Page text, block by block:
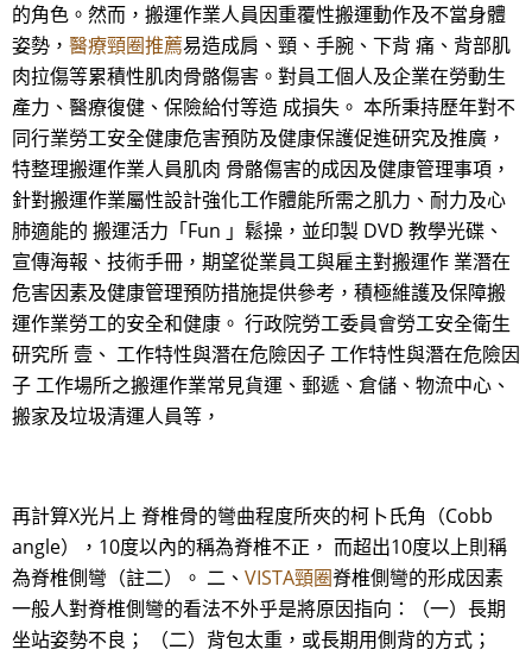
的角色。然而，搬運作業人員因重覆性搬運動作及不當身體
姿勢， 醫療頸圈推薦易造成肩、頸、手腕、下背 痛、背部肌
肉拉傷等累積性肌肉骨骼傷害。對員工個人及企業在勞動生
產力、醫療復健、保險給付等造 成損失。 本所秉持歷年對不
同行業勞工安全健康危害預防及健康保護促進研究及推廣，
特整理搬運作業人員肌肉 骨骼傷害的成因及健康管理事項，
針對搬運作業屬性設計強化工作體能所需之肌力、耐力及心
肺適能的 搬運活力「Fun 」鬆操，並印製 DVD 教學光碟、
宣傳海報、技術手冊，期望從業員工與雇主對搬運作 業潛在
危害因素及健康管理預防措施提供參考，積極維護及保障搬
運作業勞工的安全和健康。 行政院勞工委員會勞工安全衛生
研究所 壹、 工作特性與潛在危險因子 工作特性與潛在危險因
子 工作場所之搬運作業常見貨運、郵遞、倉儲、物流中心、
搬家及垃圾清運人員等，
再計算X光片上 脊椎骨的彎曲程度所夾的柯卜氏角（Cobb
angle），10度以內的稱為脊椎不正， 而超出10度以上則稱
為脊椎側彎（註二）。 二、 VISTA頸圈脊椎側彎的形成因素
一般人對脊椎側彎的看法不外乎是將原因指向：（一）長期
坐站姿勢不良； （二）背包太重，或長期用側背的方式；